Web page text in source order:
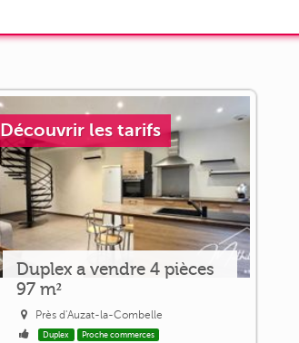
Découvrir les tarifs
Duplex a vendre 4 pièces
97 m²
Près d'Auzat-la-Combelle
Duplex
Proche commerces